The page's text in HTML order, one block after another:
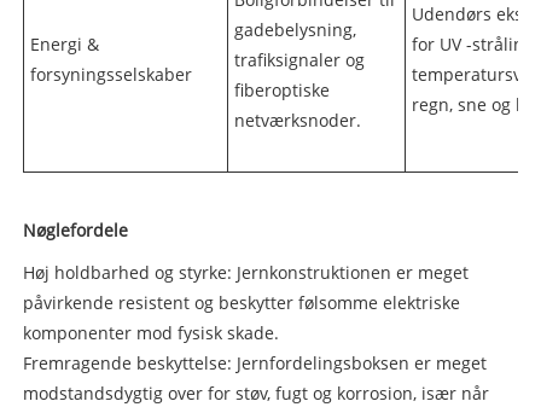
Energi &
forsyningsselskaber
gadebelysning,
trafiksignaler og
fiberoptiske
netværksnoder.
Udendørs
for UV -
regn, sne og
Nøglefordele
Høj holdbarhed og styrke: Jernkonstruktionen er meget
påvirkende resistent og beskytter følsomme elektriske
komponenter mod fysisk skade.
Fremragende beskyttelse: Jernfordelingsboksen er meget
modstandsdygtig over for støv, fugt og korrosion, især når